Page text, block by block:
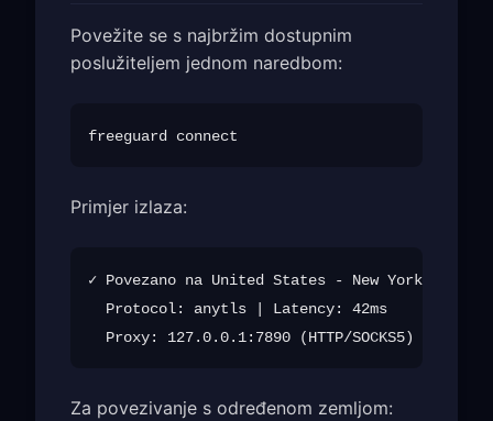
Povežite se s najbržim dostupnim
poslužiteljem jednom naredbom:
Primjer izlaza:
✓ Povezano na United States - New York (us-
  Protocol: anytls | Latency: 42ms
Za povezivanje s određenom zemljom: